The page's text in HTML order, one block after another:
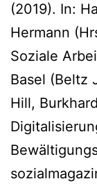
(2019). In:
Hermann
Soziale
Basel (Beltz
Hill,